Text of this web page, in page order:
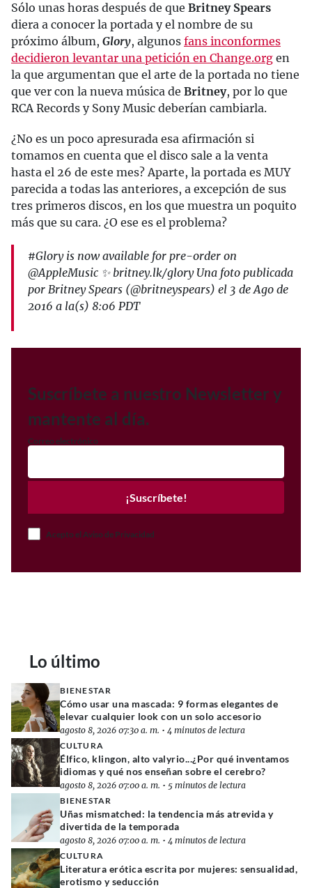
Sólo unas horas después de que Britney Spears
diera a conocer la portada y el nombre de su
próximo álbum, Glory, algunos fans inconformes
decidieron levantar una petición en Change.org en
la que argumentan que el arte de la portada no tiene
que ver con la nueva música de Britney, por lo que
RCA Records y Sony Music deberían cambiarla.
¿No es un poco apresurada esa afirmación si
tomamos en cuenta que el disco sale a la venta
hasta el 26 de este mes? Aparte, la portada es MUY
parecida a todas las anteriores, a excepción de sus
tres primeros discos, en los que muestra un poquito
más que su cara. ¿O ese es el problema?
#Glory is now available for pre-order on
@AppleMusic ✨ britney.lk/glory Una foto publicada
por Britney Spears (@britneyspears) el 3 de Ago de
2016 a la(s) 8:06 PDT
Suscríbete a nuestro Newsletter y
mantente al día.
Correo electrónico
¡Suscríbete!
Acepto el Aviso de Privacidad
Lo último
BIENESTAR
Cómo usar una mascada: 9 formas elegantes de
elevar cualquier look con un solo accesorio
agosto 8, 2026 07:30 a. m. • 4 minutos de lectura
CULTURA
Élfico, klingon, alto valyrio...¿Por qué inventamos
idiomas y qué nos enseñan sobre el cerebro?
agosto 8, 2026 07:00 a. m. • 5 minutos de lectura
BIENESTAR
Uñas mismatched: la tendencia más atrevida y
divertida de la temporada
agosto 8, 2026 07:00 a. m. • 4 minutos de lectura
CULTURA
Literatura erótica escrita por mujeres: sensualidad,
erotismo y seducción